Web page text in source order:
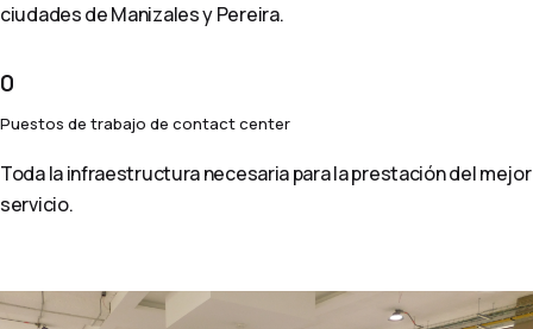
ciudades de Manizales y Pereira.
0
Puestos de trabajo de contact center
Toda la infraestructura necesaria para la prestación del mejor
servicio.